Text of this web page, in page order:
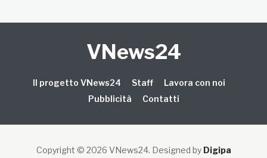
VNews24
Il progetto VNews24 Staff
Lavora con noi
Pubblicità
Contatti
Copyright © 2026 VNews24. Designed by Digipa